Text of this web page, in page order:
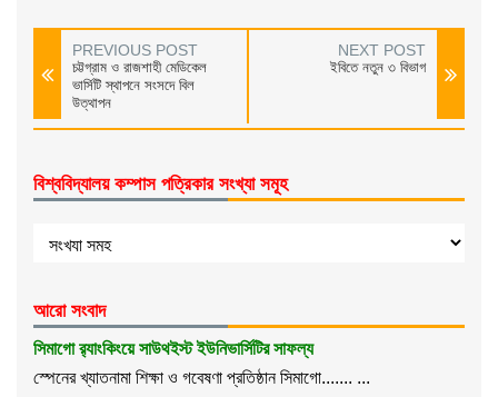
PREVIOUS POST
চট্টগ্রাম ও রাজশাহী মেডিকেল
ভার্সিটি স্থাপনে সংসদে বিল
উত্থাপন
NEXT POST
ইবিতে নতুন ৩ বিভাগ
বিশ্ববিদ্যালয় কম্পাস পত্রিকার সংখ্যা সমূহ
আরো সংবাদ
সিমাগো র‌্যাংকিংয়ে সাউথইস্ট ইউনিভার্সিটির সাফল্য
স্পেনের খ্যাতনামা শিক্ষা ও গবেষণা প্রতিষ্ঠান সিমাগো....... ...